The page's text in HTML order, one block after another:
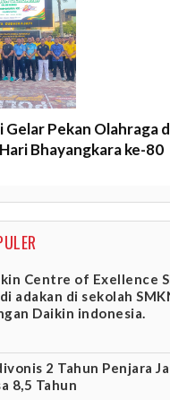
Gelar Pekan Olahraga
Bhayangkara ke-80
Centre of Exellence
adakan di sekolah
Daikin indonesia.
2 Tahun Penjara
8,5 Tahun